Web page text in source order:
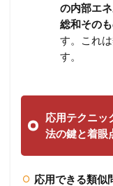
の内部エ
総和その
す。これ
す。
応用テクニッ
法の鍵と着眼
応用できる類似